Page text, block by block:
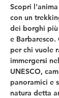
Scopri
con un
dei borghi più
e Barbaresco.
per chi vuole
immergersi
UNESCO,
panoramici e
natura detta